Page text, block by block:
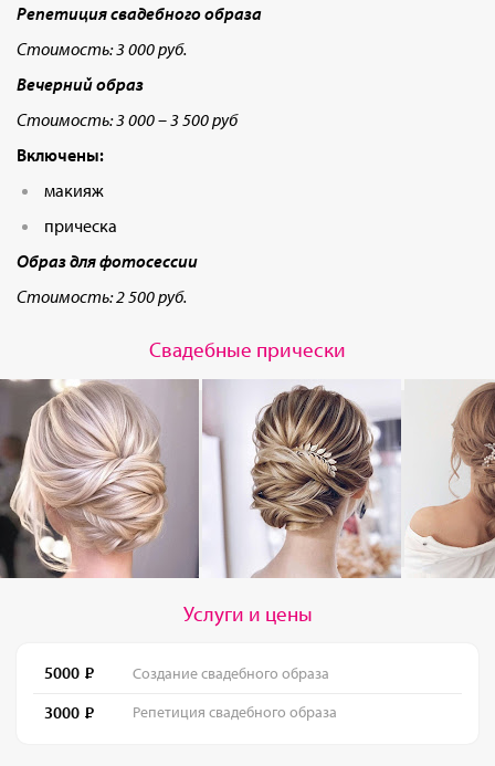
Репетиция свадебного образа
Стоимость: 3 000 руб.
Вечерний образ
Стоимость: 3 000 – 3 500 руб
Включены:
макияж
прическа
Образ для фотосессии
Стоимость: 2 500 руб.
Свадебные прически
Услуги и цены
5000 Создание свадебного образа
3000 Репетиция свадебного образа